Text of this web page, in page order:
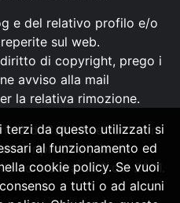
e del relativo profilo e/o
sul web.
di copyright, prego i
avviso alla mail
la relativa rimozione.
di Calcioline.com non
o riprodotti, senza
normativa n.29 del 2001.
terzi da questo utilizzati si
al funzionamento ed
cookie policy. Se vuoi
a tutti o ad alcuni